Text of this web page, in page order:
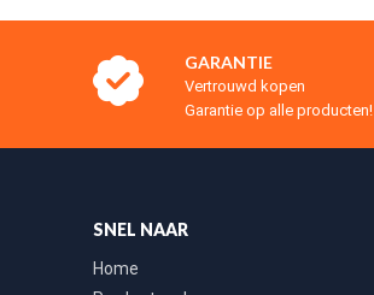
GARANTIE
Vertrouwd kopen
Garantie op alle producten!
SNEL NAAR
Home